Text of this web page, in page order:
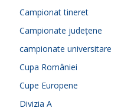
Campionat tineret
Campionate județene
campionate universitare
Cupa României
Cupe Europene
Divizia A